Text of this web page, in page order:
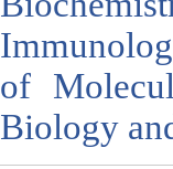
of
Biology